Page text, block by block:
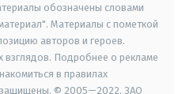
обозначены словами
Материалы с пометкой
авторов и героев.
взглядов. Подробнее о рекламе
в правилах
защищены. © 2005—2022, ЗАО